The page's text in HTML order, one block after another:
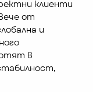
клиенти
от
и
в